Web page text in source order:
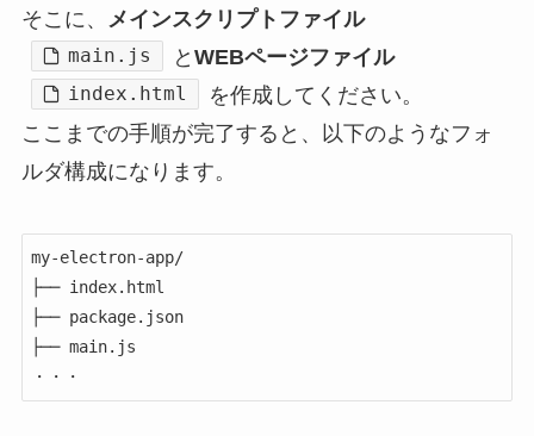
そこに、 メインスクリプトファイル
main.js と WEBページファイル
index.html
を作成してください。
ここまでの手順が完了すると、以下のようなフォ
ルダ構成になります。
my-electron-app/
├── index.html
├── package.json
├── main.js
・・・